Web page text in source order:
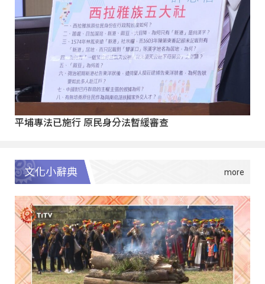
平埔專法已施行 原民身分法暫緩審查
文化小辭典